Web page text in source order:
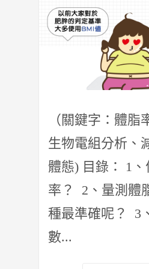
（關鍵字：體脂
生物電組分析、
體態) 目錄： 1
率？ 2、量測體
種最準確呢？ 3
數...